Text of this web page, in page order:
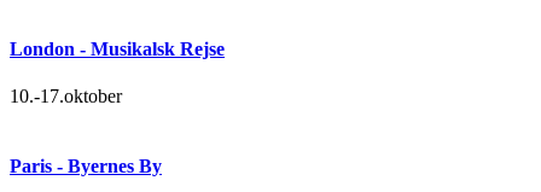
London - Musikalsk Rejse
10.-17.oktober
Paris - Byernes By